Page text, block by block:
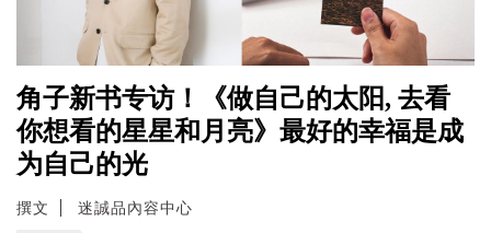
角子新书专访！《做自己的太阳, 去看
你想看的星星和月亮》最好的幸福是成
为自己的光
撰文 迷誠品內容中心